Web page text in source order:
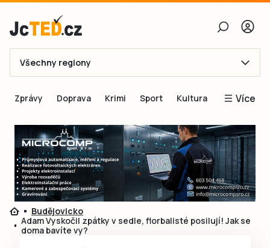
E-mail
Obnovit heslo
Přihlásit se
Přihlásit se přes Facebook
Ještě nemám účet, chci seRegistrovat
Všechny regiony
Zprávy Doprava Krimi Sport Kultura Více
Blogy
Inspirace
Čtenáři píší
Speciální přílohy
Inzerce
Budějovicko
Adam Vyskočil zpátky v sedle, florbalisté posilují! Jak se
doma bavíte vy?